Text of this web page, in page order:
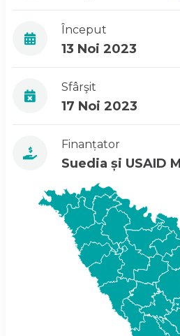
Început
13 Noi 2023
Sfârşit
17 Noi 2023
Finanțator
Suedia și USAID